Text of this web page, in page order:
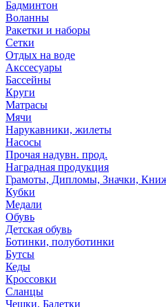
Бадминтон
Воланны
Ракетки и наборы
Сетки
Отдых на воде
Акссесуары
Бассейны
Круги
Матрасы
Мячи
Нарукавники, жилеты
Насосы
Прочая надувн. прод.
Наградная продукция
Грамоты, Дипломы, Значки,
Кубки
Медали
Обувь
Детская обувь
Ботинки, полуботинки
Бутсы
Кеды
Кроссовки
Сланцы
Чешки, Балетки